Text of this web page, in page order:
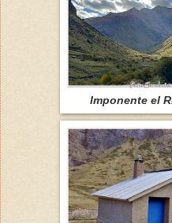
Imponente el